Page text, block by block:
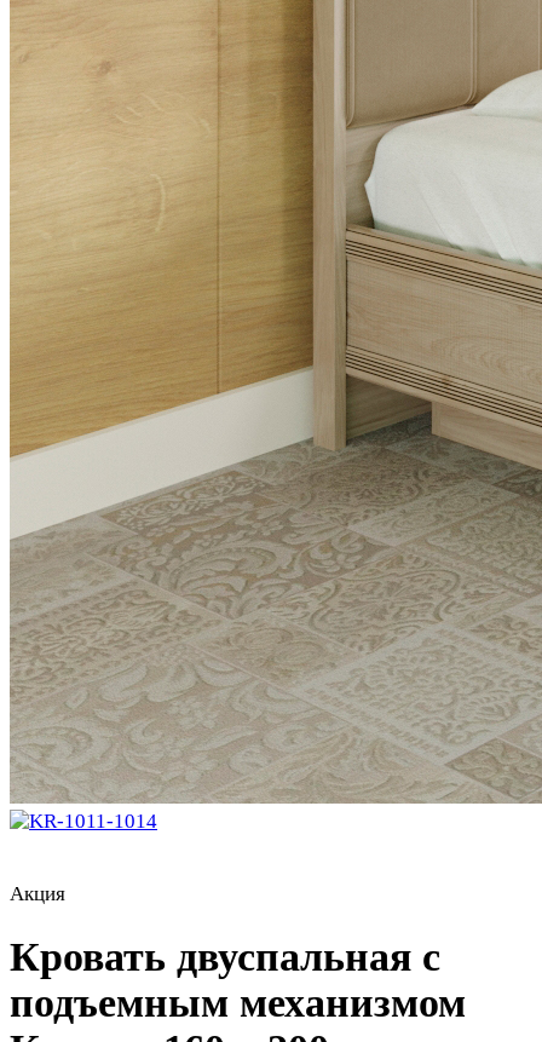
Акция
Кровать двуспальная с
подъемным механизмом